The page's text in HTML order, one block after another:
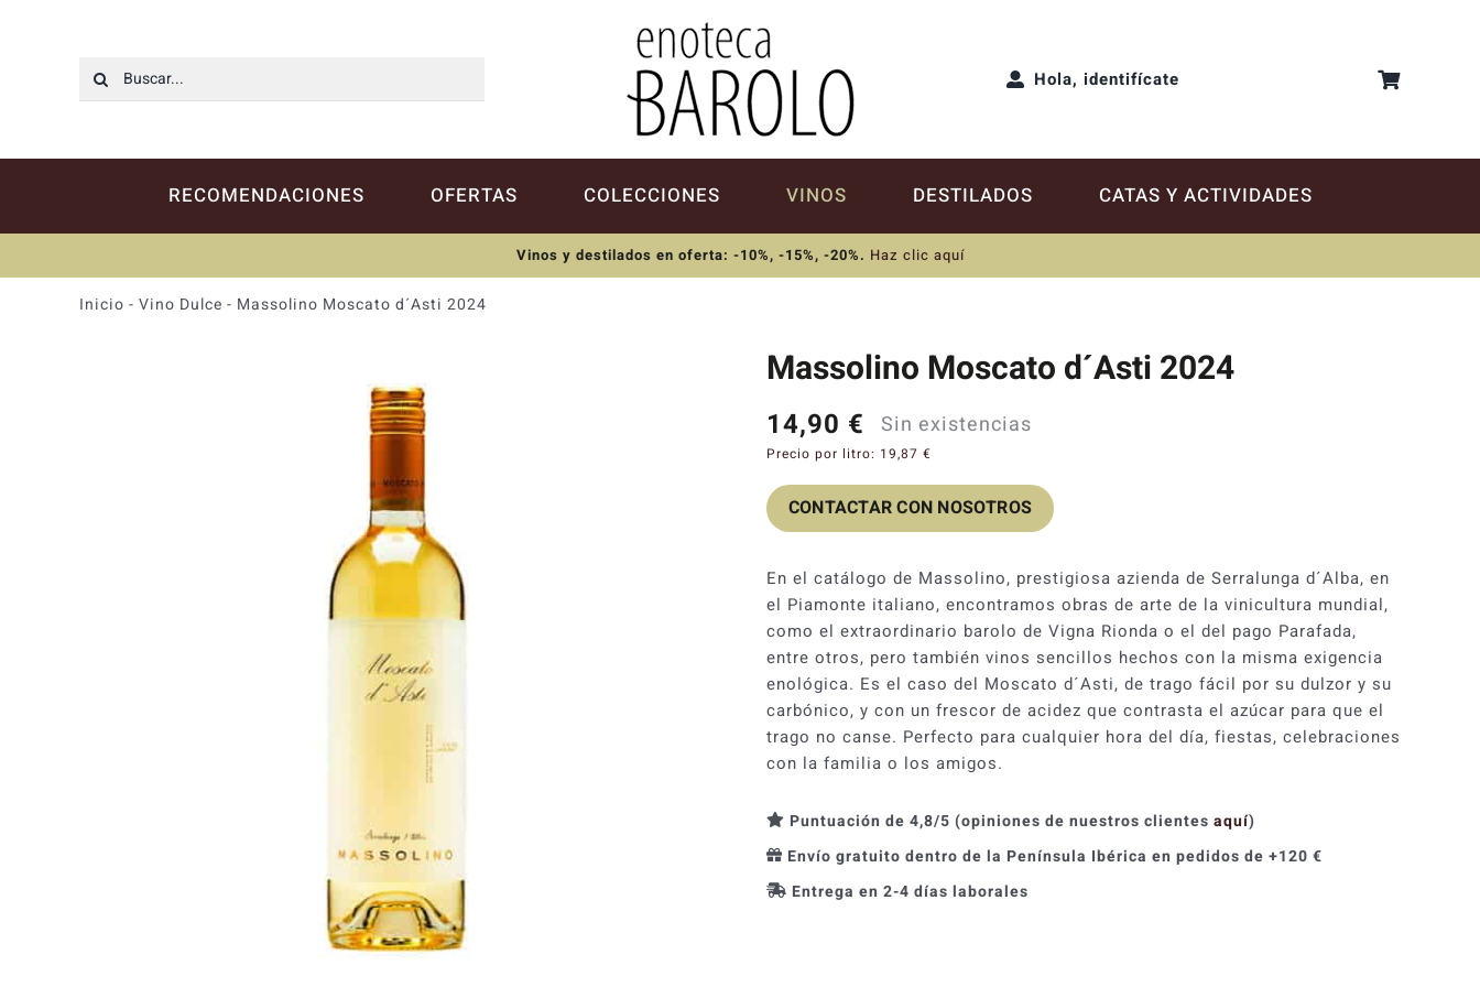
Buscar: Hola, identifícate
RECOMENDACIONES OFERTAS COLECCIONES VINOS DESTILADOS CATAS Y ACTIVIDADES
Vinos y destilados en oferta: -10%, -15%, -20%. Haz clic aquí
Inicio - Vino Dulce - Massolino Moscato d´Asti 2024
Massolino Moscato d´Asti 2024
14,90 € Sin existencias
Precio por litro: 19,87 €
CONTACTAR CON NOSOTROS
En el catálogo de Massolino, prestigiosa azienda de Serralunga d´Alba, en
el Piamonte italiano, encontramos obras de arte de la vinicultura mundial,
como el extraordinario barolo de Vigna Rionda o el del pago Parafada,
entre otros, pero también vinos sencillos hechos con la misma exigencia
enológica. Es el caso del Moscato d´Asti, de trago fácil por su dulzor y su
carbónico, y con un frescor de acidez que contrasta el azúcar para que el
trago no canse. Perfecto para cualquier hora del día, fiestas, celebraciones
con la familia o los amigos.
Puntuación de 4,8/5 (opiniones de nuestros clientes aquí)
Envío gratuito dentro de la Península Ibérica en pedidos de +120 €
Entrega en 2-4 días laborales